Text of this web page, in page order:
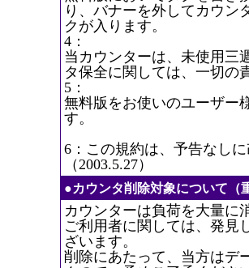
り、バナーを外してカウン
クが入ります。
4：
当カウンターは、未使用三
タ保全に関しては、一切の
5：
無料版をお使いのユーザー
す。
6：この規約は、予告なし
（2003.5.27）
●カウンタ削除対象について（
カウンターは負荷を大量に
ご利用者に関しては、発見
ざいます。
削除にあたって、当方はデ